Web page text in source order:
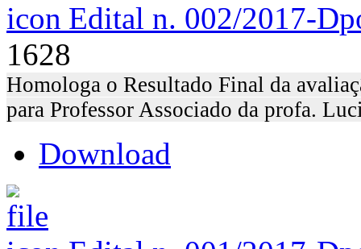
Edital n. 002/2017-D
1628
Homologa o Resultado Final da
para Professor Associado da profa.
Download